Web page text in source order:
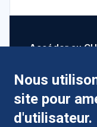
Accéder au
Comment
Nous
site pour
d'utilisateur.